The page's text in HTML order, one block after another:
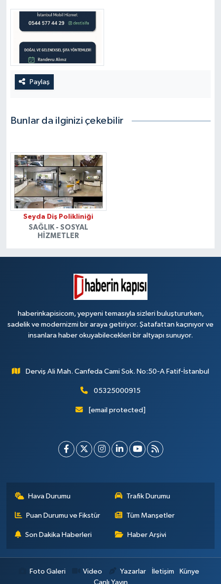
Paylaş
Bunlar da ilginizi çekebilir
Seyda Diş Polikliniği
SAĞLIK - SOSYAL
HIZMETLER
haberinkapisicom, yepyeni temasıyla sizleri buluştururken,
sadelik ve modernizmi bir araya getiriyor. Şatafattan kaçınıyor ve
insanlara haber okuyabilecekleri bir altyapı sunuyor.
Derviş Ali Mah. Canfeda Cami Sok. No:50-A Fatif-İstanbul
05325000915
[email protected]
Hava Durumu Trafik Durumu
Puan Durumu ve Fikstür Tüm Manşetler
Son Dakika Haberleri Haber Arşivi
Foto Galeri Video Yazarlar İletişim
Künye
Canlı Yayın